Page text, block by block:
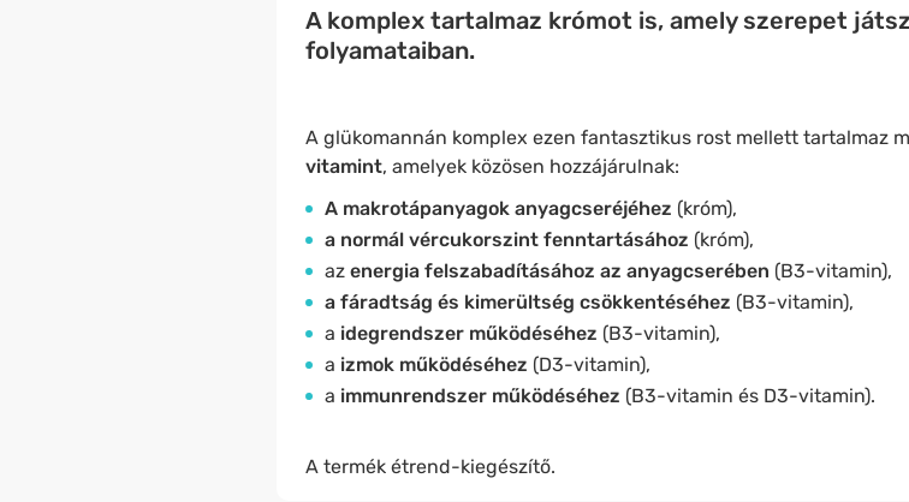
A komplex tartalmaz krómot is, amely szerepet
folyamataiban.
A glükomannán komplex ezen fantasztikus rost mellett tartalmaz
vitamint, amelyek közösen hozzájárulnak:
A makrotápanyagok anyagcseréjéhez (króm),
a normál vércukorszint fenntartásához (króm),
az energia felszabadításához az anyagcserében (B3-vitamin),
a fáradtság és kimerültség csökkentéséhez (B3-vitamin),
a idegrendszer működéséhez (B3-vitamin),
a izmok működéséhez (D3-vitamin),
a immunrendszer működéséhez (B3-vitamin és D3-vitamin).
A termék étrend-kiegészítő.